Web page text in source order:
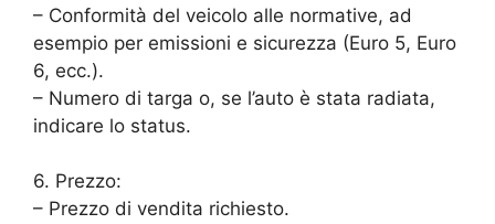
– Conformità del veicolo alle normative, ad
esempio per emissioni e sicurezza (Euro 5, Euro
6, ecc.).
– Numero di targa o, se l’auto è stata radiata,
indicare lo status.
6. Prezzo:
– Prezzo di vendita richiesto.